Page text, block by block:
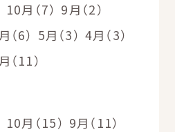
10月（7） 9月（2）
（6） 5月（3） 4月（3）
（11）
10月（15） 9月（11）